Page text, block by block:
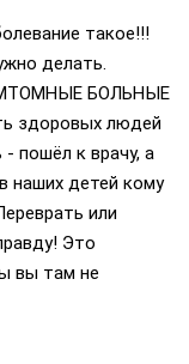
такое!!!
делать.
БОЛЬНЫЕ
здоровых людей
пошёл к врачу, а
наших детей кому
или
Это
вы там не